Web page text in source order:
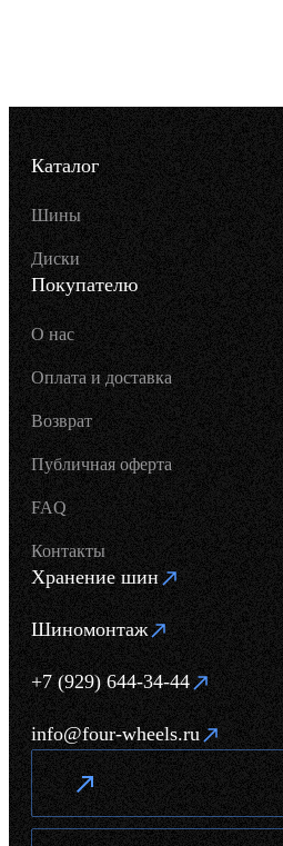
Каталог
Шины
Диски
Покупателю
О нас
Оплата и доставка
Возврат
Публичная оферта
FAQ
Контакты
Хранение шин
Шиномонтаж
+7 (929) 644-34-44
info@four-wheels.ru